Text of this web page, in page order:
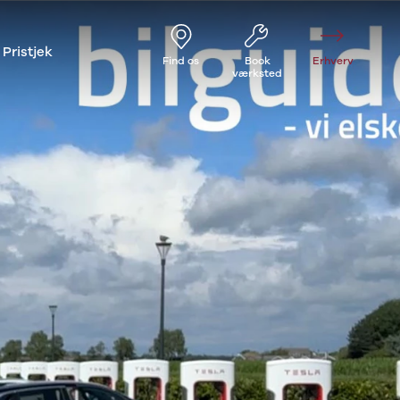
Pristjek Find os
Book
værksted
Erhverv